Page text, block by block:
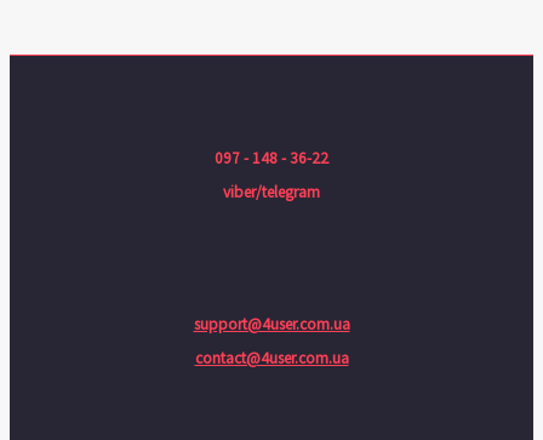
097 - 148 - 36-22
viber/telegram
support@4user.com.ua
contact@4user.com.ua